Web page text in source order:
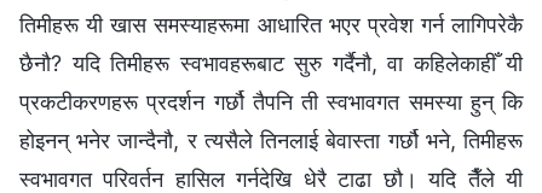
तिमीहरू यी खास समस्याहरूमा आधारित भएर प्रवेश गर्न लागिपरेकै
छैनौ? यदि तिमीहरू स्वभावहरूबाट सुरु गर्दैनौ, वा कहिलेकाहीँ यी
प्रकटीकरणहरू प्रदर्शन गर्छौ तैपनि ती स्वभावगत समस्या हुन् कि
होइनन् भनेर जान्दैनौ, र त्यसैले तिनलाई बेवास्ता गर्छौ भने, तिमीहरू
स्वभावगत परिवर्तन हासिल गर्नदेखि धेरै टाढा छौ। यदि तैँले यी